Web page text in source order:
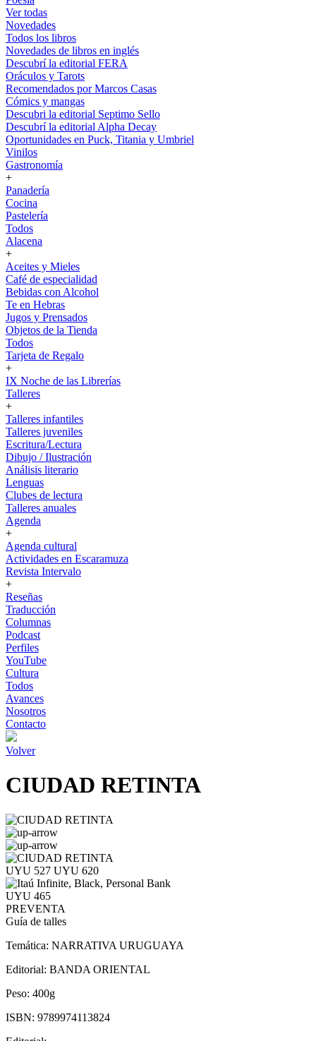
Ver todas
Novedades
Todos los libros
Novedades de libros en inglés
Descubrí la editorial FERA
Oráculos y Tarots
Recomendados por Marcos Casas
Cómics y mangas
Descubri la editorial Septimo Sello
Descubrí la editorial Alpha Decay
Oportunidades en Puck, Titania y Umbriel
Vinilos
Gastronomía
+
Panadería
Cocina
Pastelería
Todos
Alacena
+
Aceites y Mieles
Café de especialidad
Bebidas con Alcohol
Te en Hebras
Jugos y Prensados
Objetos de la Tienda
Todos
Tarjeta de Regalo
+
IX Noche de las Librerías
Talleres
+
Talleres infantiles
Talleres juveniles
Escritura/Lectura
Dibujo / Ilustración
Análisis literario
Lenguas
Clubes de lectura
Talleres anuales
Agenda
+
Agenda cultural
Actividades en Escaramuza
Revista Intervalo
+
Reseñas
Traducción
Columnas
Podcast
Perfiles
YouTube
Cultura
Todos
Avances
Nosotros
Contacto
Volver
CIUDAD RETINTA
UYU 527 UYU 620
UYU 465
PREVENTA
Guía de talles
Temática: NARRATIVA URUGUAYA
Editorial: BANDA ORIENTAL
Peso: 400g
ISBN: 9789974113824